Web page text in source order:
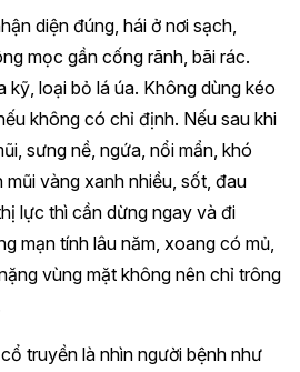
diện đúng, hái ở nơi sạch,
mọc gần cống rãnh, bãi rác.
kỹ, loại bỏ lá úa. Không dùng kéo
không có chỉ định. Nếu sau khi
sưng nề, ngứa, nổi mẩn, khó
vàng xanh nhiều, sốt, đau
lực thì cần dừng ngay và đi
mạn tính lâu năm, xoang có mủ,
vùng mặt không nên chỉ trông
truyền là nhìn người bệnh như